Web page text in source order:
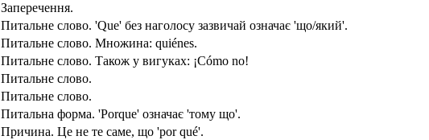
Заперечення.
Питальне слово. 'Que' без наголосу зазвичай означає 'що/який'.
Питальне слово. Множина: quiénes.
Питальне слово. Також у вигуках: ¡Cómo no!
Питальне слово.
Питальне слово.
Питальна форма. 'Porque' означає 'тому що'.
Причина. Це не те саме, що 'por qué'.